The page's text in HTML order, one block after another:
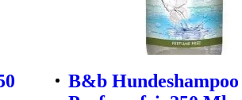
B&b